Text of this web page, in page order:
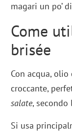
magari un po’
Come
brisée
Con acqua,
croccante,
salate, secondo
Si usa